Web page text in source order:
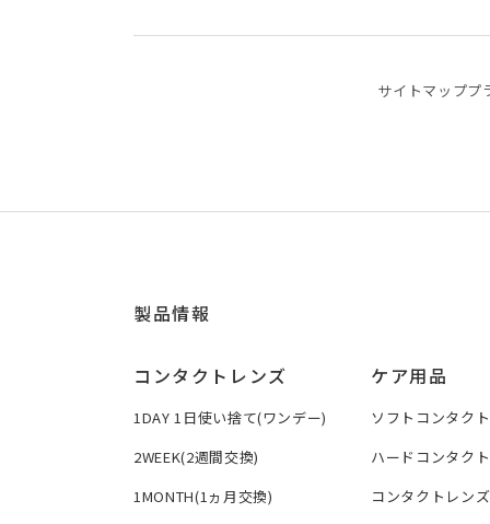
サイトマッププ
製品情報
コンタクトレンズ
1DAY 1日使い捨て(ワンデー)
2WEEK(2週間交換)
1MONTH(1ヵ月交換)
ケア用品
ソフトコンタク
ハードコンタク
コンタクトレン